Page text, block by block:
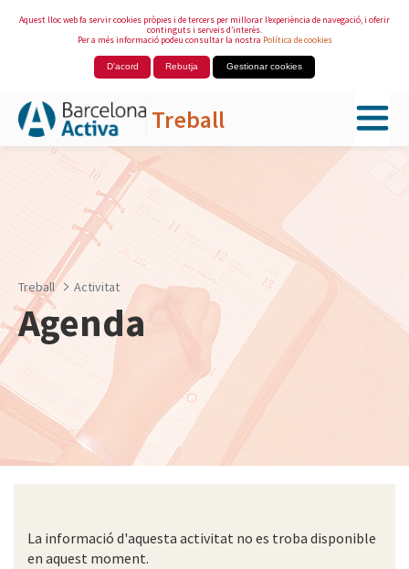
Aquest lloc web fa servir cookies pròpies i de tercers per millorar l’experiència de navegació, i oferir
continguts i serveis d’interès.
Per a més informació podeu consultar la nostra Política de cookies
D'acord Rebutja Gestionar cookies
Treball
Salta al contingut principal
Treball Activitat
Agenda
La informació d'aquesta activitat no es troba disponible
en aquest moment.